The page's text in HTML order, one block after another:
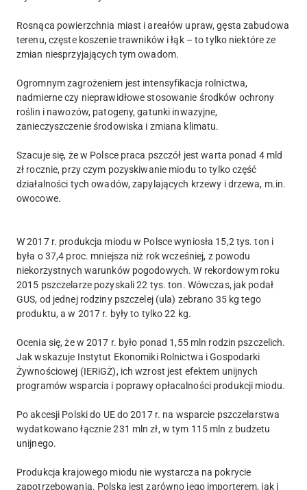
Rosnąca powierzchnia miast i areałów upraw, gęsta zabudowa
terenu, częste koszenie trawników i łąk – to tylko niektóre ze
zmian niesprzyjających tym owadom.
Ogromnym zagrożeniem jest intensyfikacja rolnictwa,
nadmierne czy nieprawidłowe stosowanie środków ochrony
roślin i nawozów, patogeny, gatunki inwazyjne,
zanieczyszczenie środowiska i zmiana klimatu.
Szacuje się, że w Polsce praca pszczół jest warta ponad 4 mld
zł rocznie, przy czym pozyskiwanie miodu to tylko część
działalności tych owadów, zapylających krzewy i drzewa, m.in.
owocowe.
W 2017 r. produkcja miodu w Polsce wyniosła 15,2 tys. ton i
była o 37,4 proc. mniejsza niż rok wcześniej, z powodu
niekorzystnych warunków pogodowych. W rekordowym roku
2015 pszczelarze pozyskali 22 tys. ton. Wówczas, jak podał
GUS, od jednej rodziny pszczelej (ula) zebrano 35 kg tego
produktu, a w 2017 r. były to tylko 22 kg.
Ocenia się, że w 2017 r. było ponad 1,55 mln rodzin pszczelich.
Jak wskazuje Instytut Ekonomiki Rolnictwa i Gospodarki
Żywnościowej (IERiGŻ), ich wzrost jest efektem unijnych
programów wsparcia i poprawy opłacalności produkcji miodu.
Po akcesji Polski do UE do 2017 r. na wsparcie pszczelarstwa
wydatkowano łącznie 231 mln zł, w tym 115 mln z budżetu
unijnego.
Produkcja krajowego miodu nie wystarcza na pokrycie
zapotrzebowania. Polska jest zarówno jego importerem, jak i